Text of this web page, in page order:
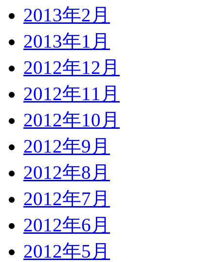
2013年2月
2013年1月
2012年12月
2012年11月
2012年10月
2012年9月
2012年8月
2012年7月
2012年6月
2012年5月